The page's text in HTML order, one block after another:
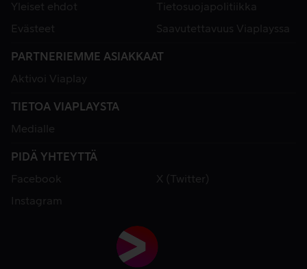
Yleiset ehdot
Tietosuojapolitiikka
Evästeet
Saavutettavuus Viaplayssa
PARTNERIEMME ASIAKKAAT
Aktivoi Viaplay
TIETOA VIAPLAYSTA
Medialle
PIDÄ YHTEYTTÄ
Facebook
X (Twitter)
Instagram